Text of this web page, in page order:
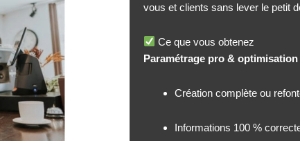
vous et clients sans lever le petit
Ce que vous obtenez
Paramétrage pro &
Création complète ou
Informations 100 %